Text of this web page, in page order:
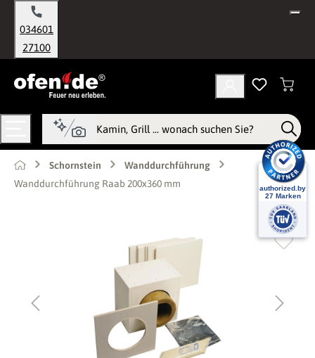
springen
034601
27100
Schornstein
Wanddurchführung
Wanddurchführung Raab 200x360 mm